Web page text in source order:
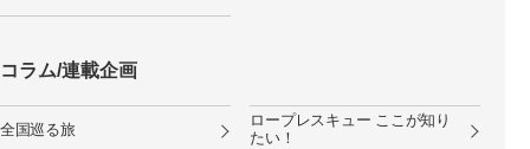
コラム/連載企画
全国巡る旅
ロープレスキュー ここが知り
たい！